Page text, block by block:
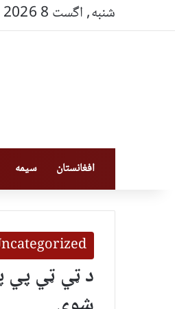
شنبه, اگست 8 2026
افغانستان سیمه
د ټي ټي پي